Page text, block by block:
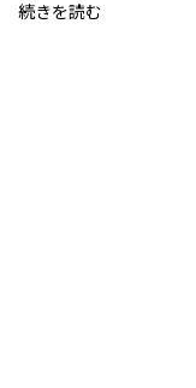
続きを読む